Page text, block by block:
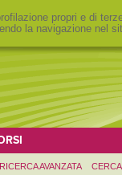
propri e di
la navigazione nel
RICERCA AVANZATA